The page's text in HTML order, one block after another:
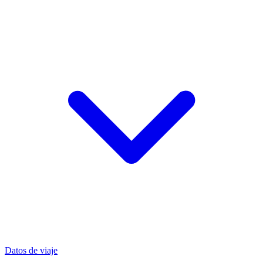
Datos de viaje